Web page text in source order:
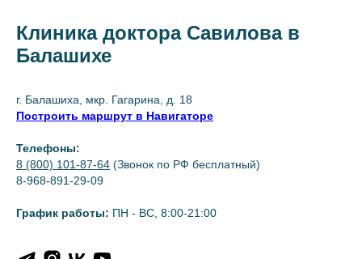
Клиника доктора Савилова в
Балашихе
г. Балашиха, мкр. Гагарина, д. 18
Построить маршрут в Навигаторе
Телефоны:
8 (800) 101-87-64 (Звонок по РФ бесплатный)
8-968-891-29-09
График работы: ПН - ВС, 8:00-21:00